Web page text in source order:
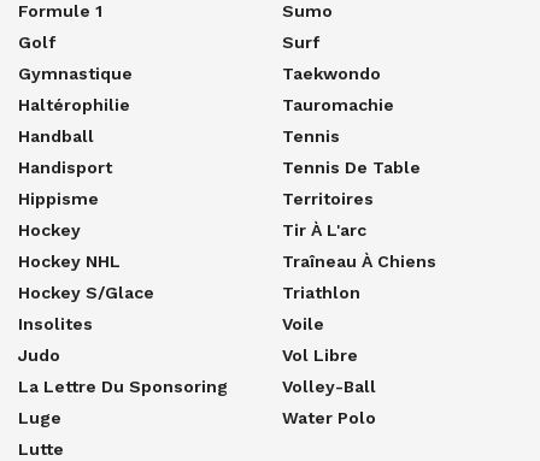
Formule 1
Golf
Gymnastique
Haltérophilie
Handball
Handisport
Hippisme
Hockey
Hockey NHL
Hockey S/glace
Insolites
Judo
La Lettre Du Sponsoring
Luge
Lutte
Sumo
Surf
Taekwondo
Tauromachie
Tennis
Tennis De Table
Territoires
Tir À L'arc
Traîneau À Chiens
Triathlon
Voile
Vol Libre
Volley-Ball
Water Polo